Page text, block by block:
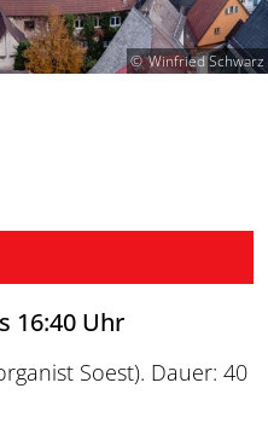
Winfried Schwarz
16:40 Uhr
Soest). Dauer: 40